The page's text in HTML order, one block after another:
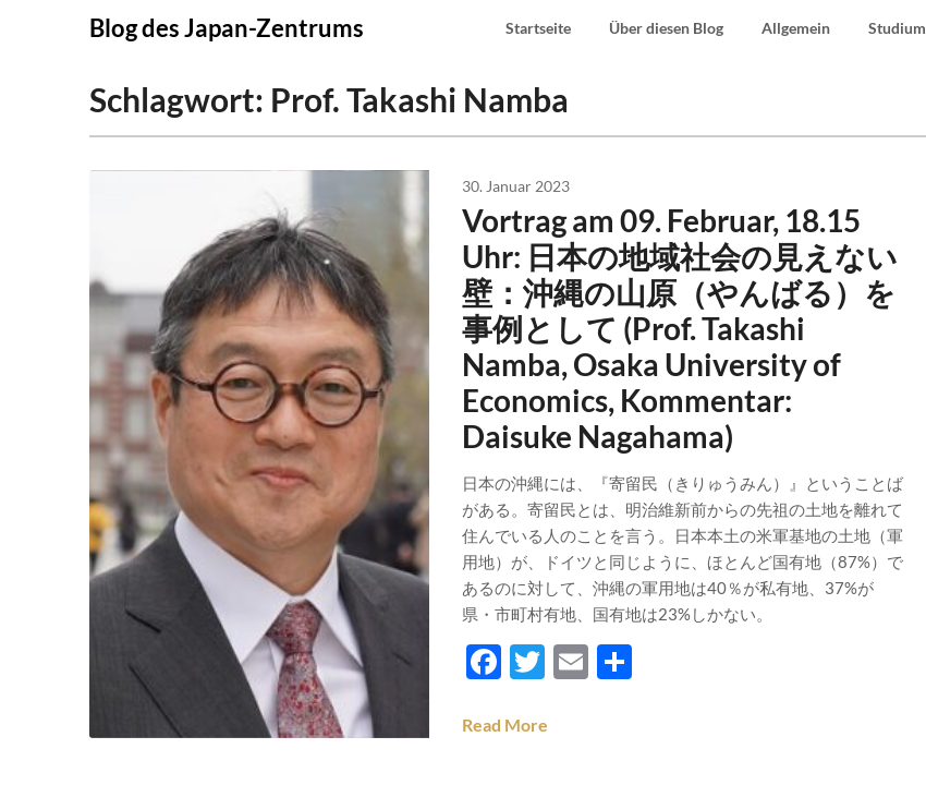
Blog des Japan-Zentrums Startseite Über diesen Blog Allgemein Studium
Schlagwort: Prof. Takashi Namba
30. Januar 2023
Vortrag am 09. Februar, 18.15
Uhr: 日本の地域社会の見えない
壁：沖縄の山原（やんばる）を
事例として (Prof. Takashi
Namba, Osaka University of
Economics, Kommentar:
Daisuke Nagahama)
日本の沖縄には、『寄留民（きりゅうみん）』ということば
がある。寄留民とは、明治維新前からの先祖の土地を離れて
住んでいる人のことを言う。日本本土の米軍基地の土地（軍
用地）が、ドイツと同じように、ほとんど国有地（87%）で
あるのに対して、沖縄の軍用地は40％が私有地、37%が
県・市町村有地、国有地は23%しかない。
Facebook
Twitter
EmailTeilen
Read More